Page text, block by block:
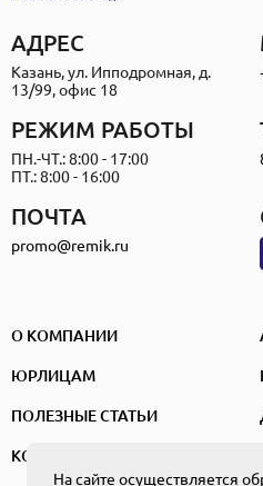
АДРЕС
Казань, ул. Ипподромная, д.
13/99, офис 18
ПОЧТА
promo@remik.ru
РЕЖИМ РАБОТЫ
ПН.-ЧТ.: 8:00 - 17:00
ПТ.: 8:00 - 16:00
О КОМПАНИИ
ЮРЛИЦАМ
ПОЛЕЗНЫЕ СТАТЬИ
КОНТАКТЫ
На сайте осуществляется